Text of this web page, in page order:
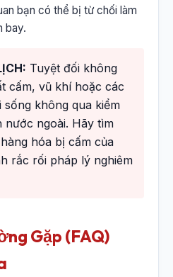
bạn có thể bị từ chối làm
bay.
Tuyệt đối không
cấm, vũ khí hoặc các
sống không qua kiểm
nước ngoài. Hãy tìm
hóa bị cấm của
rắc rối pháp lý nghiêm
Gặp (FAQ)